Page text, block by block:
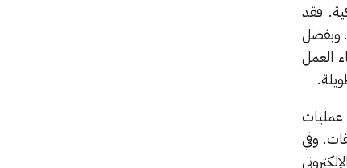
فقد
وبفضل
العمل
عمليات
وفي